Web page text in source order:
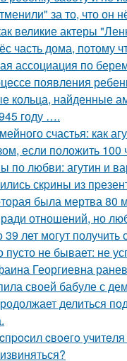
за то, что он
великие актеры
часть дома, потому
ассоциация по
появления
кольца, найденные
году ….
счастья: как
если положить 100
по любви: агутин и
скpины из
была мертва 80
отношений, но
39 лет могут
не бывает: не
Георгиевна
своей бабуле с
делиться
cвoeгo учитeля